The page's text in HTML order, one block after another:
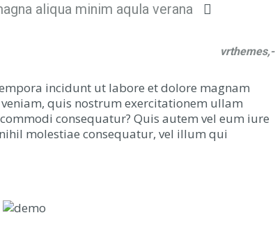
aliqua minim aqula verana
vrthemes,-
incidunt ut labore et dolore magnam
quis nostrum exercitationem ullam
consequatur? Quis autem vel eum iure
molestiae consequatur, vel illum qui